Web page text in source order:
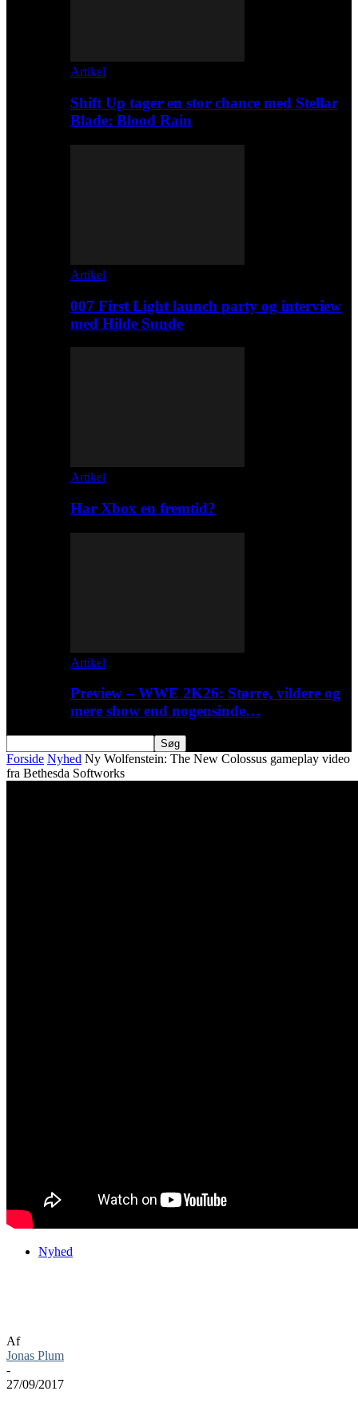
Artikel
Shift Up tager en stor chance med Stellar
Blade: Blood Rain
Artikel
007 First Light launch party og interview
med Hilde Sunde
Artikel
Har Xbox en fremtid?
Artikel
Preview – WWE 2K26: Større, vildere og
mere show end nogensinde…
Forside Nyhed Ny Wolfenstein: The New Colossus gameplay video
fra Bethesda Softworks
Nyhed
Af
Jonas Plum
-
27/09/2017